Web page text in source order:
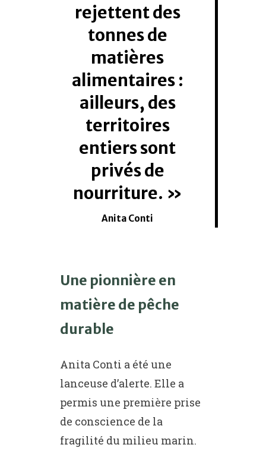
rejettent des
tonnes de
matières
alimentaires :
ailleurs, des
territoires
entiers sont
privés de
nourriture.
Anita Conti
Une pionnière en
matière de pêche
durable
Anita Conti a été une
lanceuse d’alerte. Elle a
permis une première prise
de conscience de la
fragilité du milieu marin.